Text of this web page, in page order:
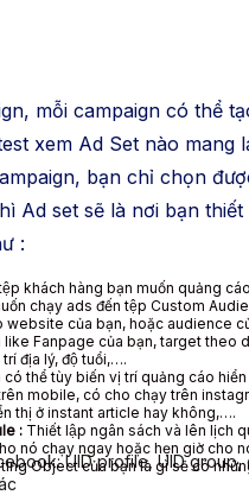
UID profile, UID group,
mỗi campaign có thể
xem Ad Set nào mang
bạn chỉ chọn
Ad set sẽ là nơi bạn
:
khách hàng bạn muốn quảng
chạy ads đến tệp Custom
website của bạn, hoặc audience
like Fanpage của bạn, target theo
địa lý, độ tuổi,….
có thể tùy biến vị trí quảng cáo hiển
mobile, có cho chạy trên
thị ở instant article hay không,….
: Thiết lập ngân sách và lên lịch
nó chạy ngay hoặc hẹn giờ cho
Object của bạn là gì sẽ có